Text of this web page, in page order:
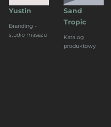
Yustin
Branding -
studio masażu
Sand
Tropic
Katalog
produktowy